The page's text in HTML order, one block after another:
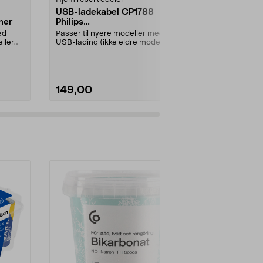
USB-ladekabel CP1788
Philips
OneBlade/barbermaskiner
Passer til nyere modeller med
USB-lading (ikke eldre modeller
149,00